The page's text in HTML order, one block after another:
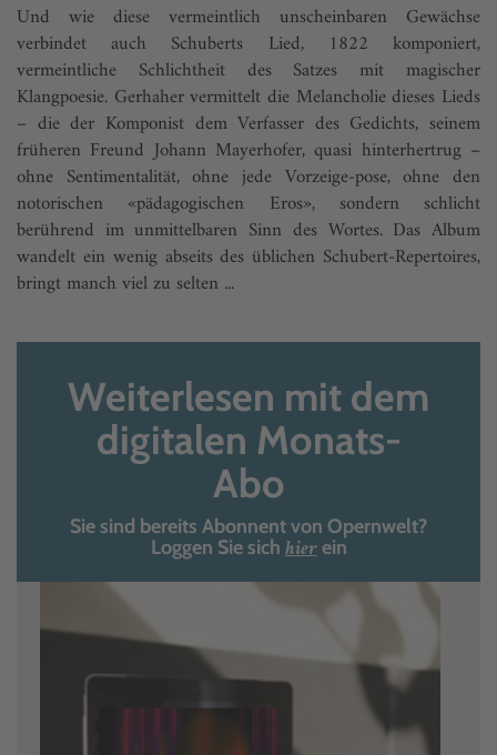
Und wie diese vermeintlich unscheinbaren Gewächse
verbindet auch Schuberts Lied, 1822 komponiert,
vermeintliche Schlichtheit des Satzes mit magischer
Klangpoesie. Gerhaher vermittelt die Melancholie dieses Lieds
– die der Komponist dem Verfasser des Gedichts, seinem
früheren Freund Johann Mayer­hofer, quasi hinterhertrug –
ohne Sentimentalität, ohne jede Vorzeige-pose, ohne den
notorischen «pädagogischen Eros», sondern schlicht
berührend im unmittelbaren Sinn des Wortes. Das Album
wandelt ein wenig abseits des üblichen Schubert-Repertoires,
bringt manch viel zu selten ...
Weiterlesen mit dem
digitalen Monats-
Abo
Sie sind bereits Abonnent von Opernwelt?
Loggen Sie sich hierein